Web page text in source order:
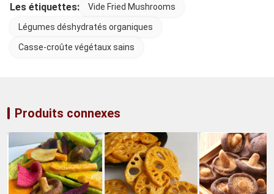
Les étiquettes: Vide Fried Mushrooms
Légumes déshydratés organiques
Casse-croûte végétaux sains
Produits connexes